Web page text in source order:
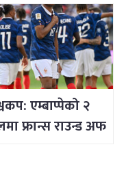
एम्बाप्पेको २
फ्रान्स राउन्ड अफ